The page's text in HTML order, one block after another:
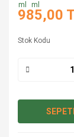
985,00
Stok Kodu